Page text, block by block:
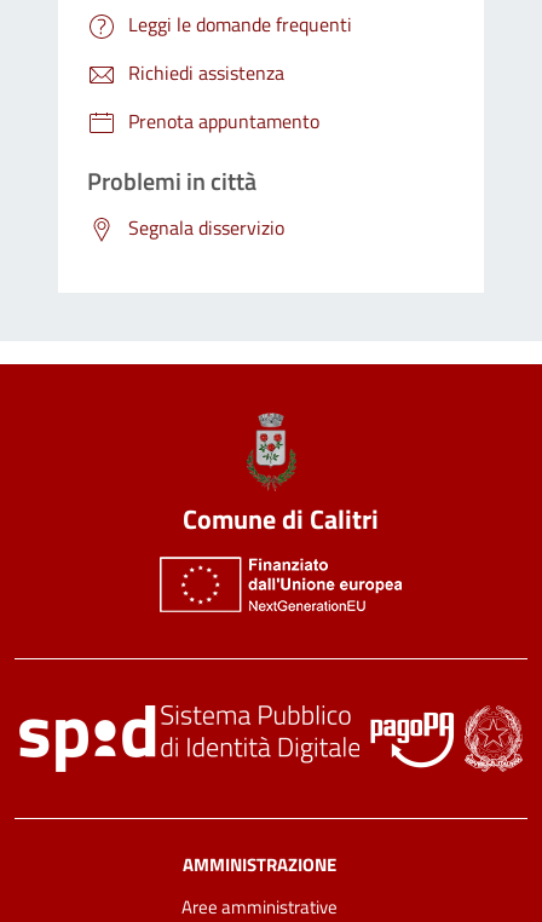
Leggi le domande frequenti
Richiedi assistenza
Prenota appuntamento
Problemi in città
Segnala disservizio
Comune di Calitri
AMMINISTRAZIONE
Aree amministrative